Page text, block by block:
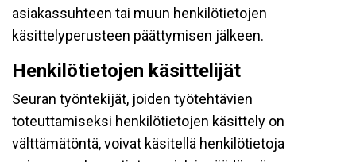
asiakassuhteen tai muun henkilötietojen
käsittelyperusteen päättymisen jälkeen.
Henkilötietojen käsittelijät
Seuran työntekijät, joiden työtehtävien
toteuttamiseksi henkilötietojen käsittely on
välttämätöntä, voivat käsitellä henkilötietoja